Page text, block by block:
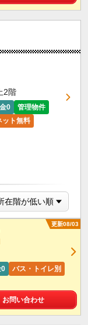
2階
0
管理物件
ット無料
更新08/03
0 バス・トイレ別
お問い合わせ